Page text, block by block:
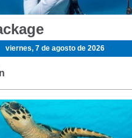
viernes, 7 de agosto de 2026